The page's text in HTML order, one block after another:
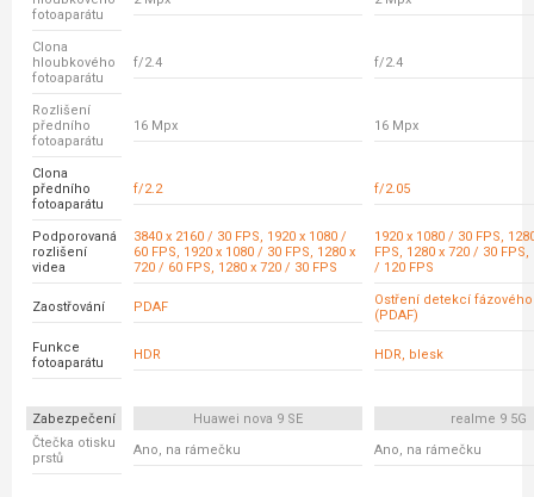
fotoaparátu
Clona
hloubkového
fotoaparátu
f/2.4 f/2.4
Rozlišení
předního
fotoaparátu
16 Mpx 16 Mpx
Clona
předního
fotoaparátu
f/2.2 f/2.05
Podporovaná
rozlišení
videa
3840 x 2160 / 30 FPS, 1920 x 1080 /
60 FPS, 1920 x 1080 / 30 FPS, 1280 x
720 / 60 FPS, 1280 x 720 / 30 FPS
1920 x 1080 / 30 FPS,
FPS, 1280 x 720 / 30 FPS,
/ 120 FPS
Zaostřování PDAF
Ostření detekcí
(PDAF)
Funkce
fotoaparátu
HDR HDR, blesk
Zabezpečení Huawei nova 9 SE
realme 9 5G
Čtečka otisku
prstů
Ano, na rámečku Ano, na rámečku